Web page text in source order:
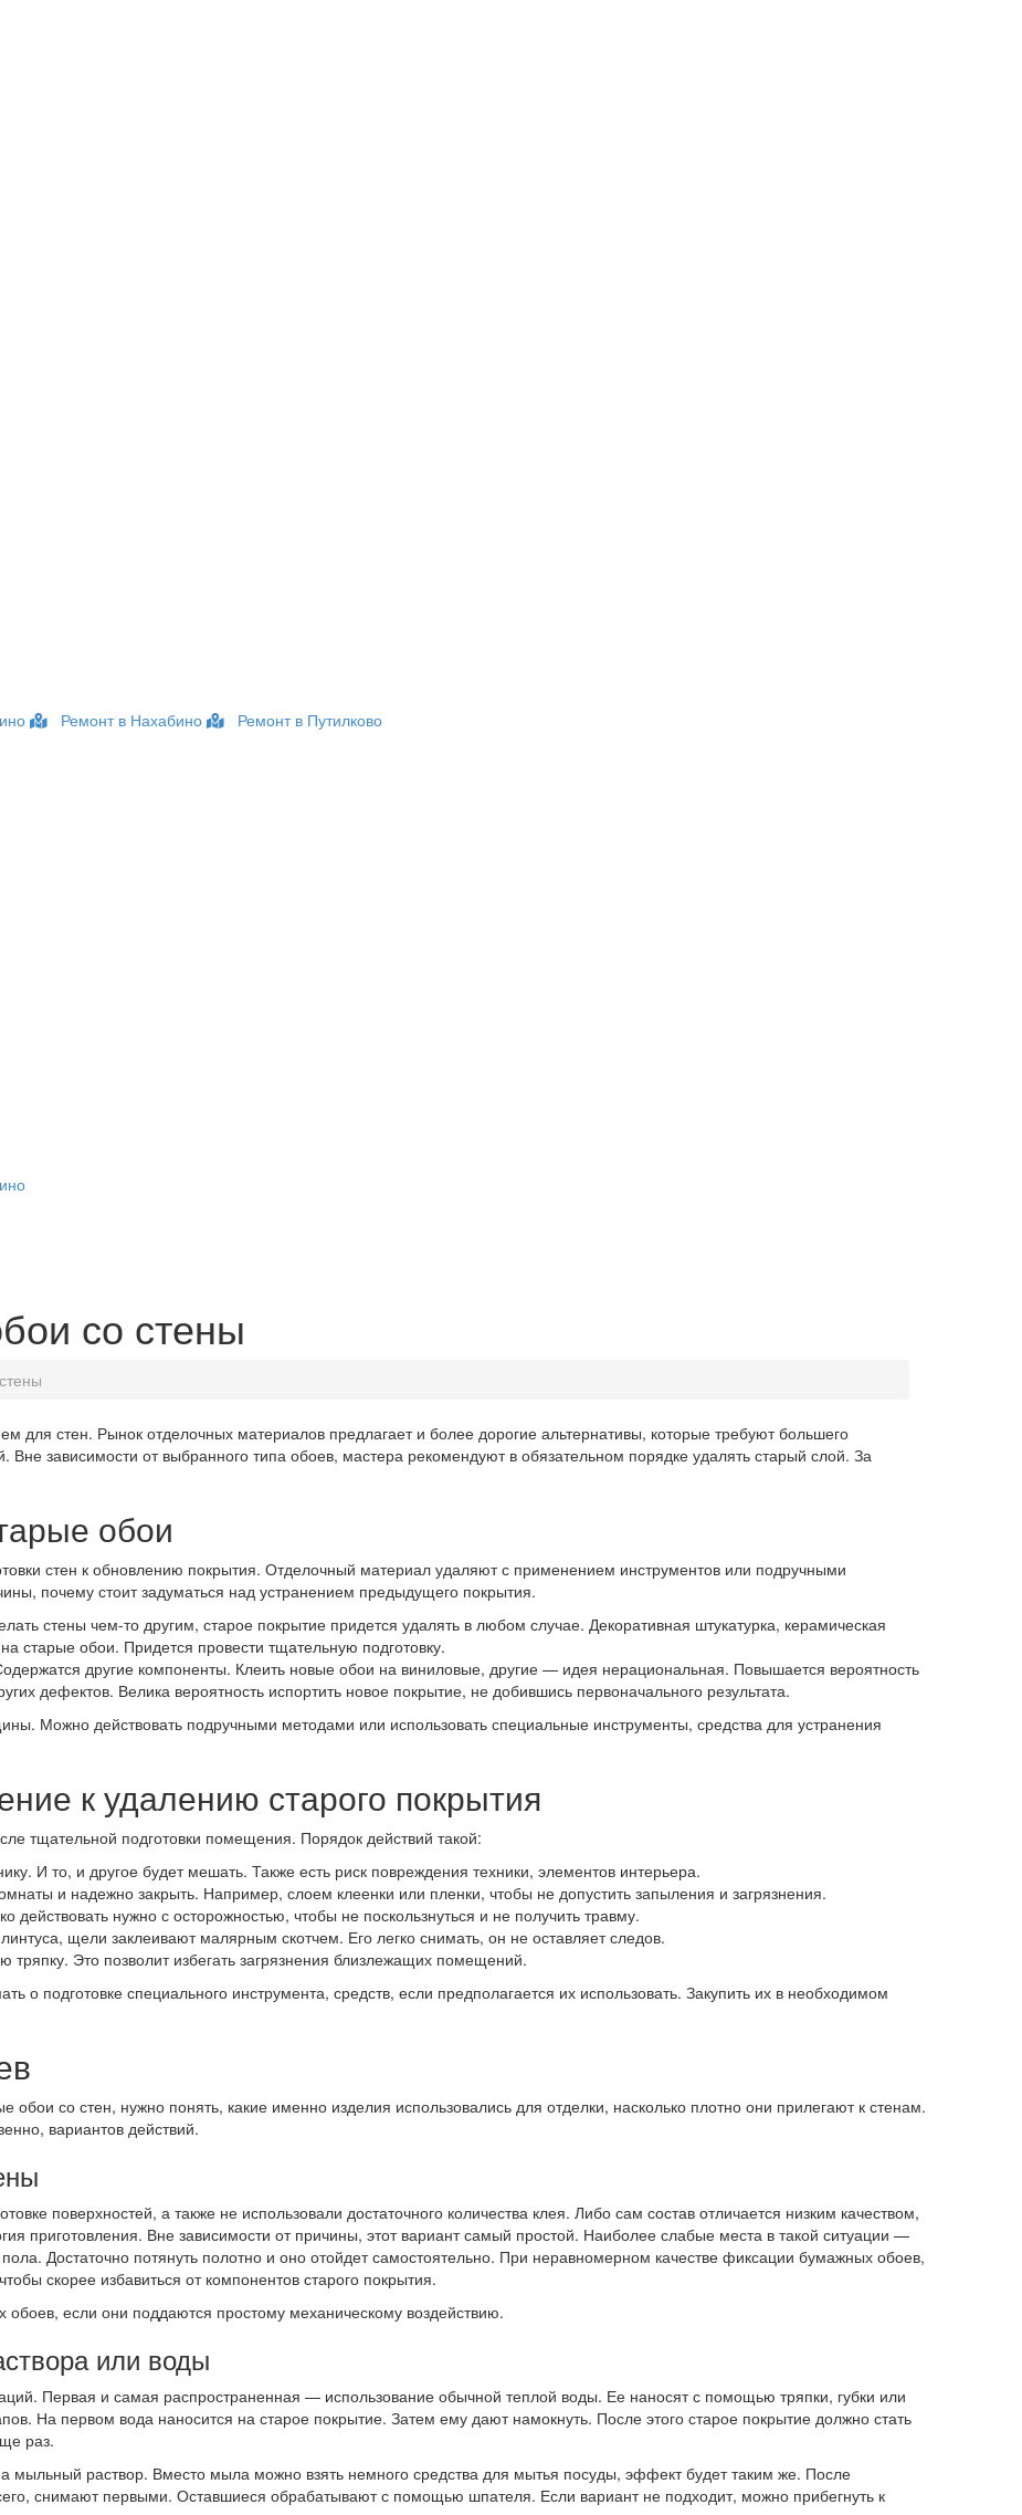
Ремонт в Нахабино
Ремонт в Путилково
со стены
для стен. Рынок отделочных материалов предлагает и более дорогие альтернативы, которые требуют большего
Вне зависимости от выбранного типа обоев, мастера рекомендуют в обязательном порядке удалять старый слой. За
обои
стен к обновлению покрытия. Отделочный материал удаляют с применением инструментов или подручными
почему стоит задуматься над устранением предыдущего покрытия.
стены чем-то другим, старое покрытие придется удалять в любом случае. Декоративная штукатурка, керамическая
старые обои. Придется провести тщательную подготовку.
другие компоненты. Клеить новые обои на виниловые, другие — идея нерациональная. Повышается вероятность
дефектов. Велика вероятность испортить новое покрытие, не добившись первоначального результата.
Можно действовать подручными методами или использовать специальные инструменты, средства для устранения
к удалению старого покрытия
тщательной подготовки помещения. Порядок действий такой:
И то, и другое будет мешать. Также есть риск повреждения техники, элементов интерьера.
и надежно закрыть. Например, слоем клеенки или пленки, чтобы не допустить запыления и загрязнения.
действовать нужно с осторожностью, чтобы не поскользнуться и не получить травму.
щели заклеивают малярным скотчем. Его легко снимать, он не оставляет следов.
Это позволит избегать загрязнения близлежащих помещений.
о подготовке специального инструмента, средств, если предполагается их использовать. Закупить их в необходимом
обои со стен, нужно понять, какие именно изделия использовались для отделки, насколько плотно они прилегают к стенам.
вариантов действий.
поверхностей, а также не использовали достаточного количества клея. Либо сам состав отличается низким качеством,
приготовления. Вне зависимости от причины, этот вариант самый простой. Наиболее слабые места в такой ситуации —
Достаточно потянуть полотно и оно отойдет самостоятельно. При неравномерном качестве фиксации бумажных обоев,
скорее избавиться от компонентов старого покрытия.
если они поддаются простому механическому воздействию.
или воды
Первая и самая распространенная — использование обычной теплой воды. Ее наносят с помощью тряпки, губки или
На первом вода наносится на старое покрытие. Затем ему дают намокнуть. После этого старое покрытие должно стать
раз.
мыльный раствор. Вместо мыла можно взять немного средства для мытья посуды, эффект будет таким же. После
снимают первыми. Оставшиеся обрабатывают с помощью шпателя. Если вариант не подходит, можно прибегнуть к